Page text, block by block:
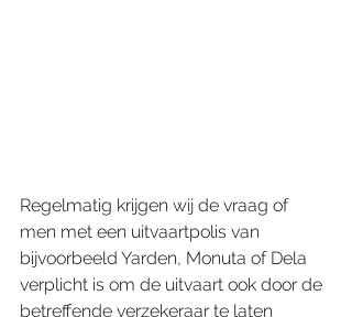
Regelmatig krijgen wij de vraag of
men met een uitvaartpolis van
bijvoorbeeld Yarden, Monuta of Dela
verplicht is om de uitvaart ook door de
betreffende verzekeraar te laten